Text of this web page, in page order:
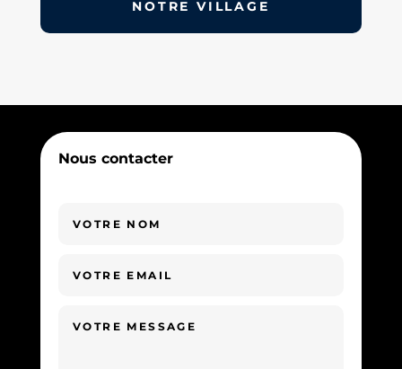
NOTRE VILLAGE
Nous contacter